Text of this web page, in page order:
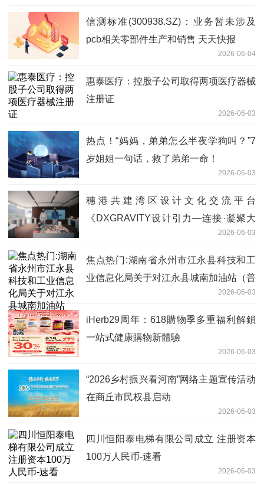
信测标准(300938.SZ)：业务暂未涉及
pcb相关零部件生产和销售 天天快报
2026-06-04
惠泰医疗：控股子公司取得两项医疗器械
注册证
2026-06-03
热点！“妈妈，弟弟怎么半夜学狗叫？”7
岁姐姐一句话，救了弟弟一命！
2026-06-03
穗港共建湾区设计文化交流平台
《DXGRAVITY设计引力—连接·凝聚大
2026-06-03
焦点热门:湖南省永州市江永县科技和工
业信息化局关于对江永县城南加油站（普
2026-06-03
iHerb29周年：618購物季多重福利解鎖
一站式健康購物新體驗
2026-06-03
“2026乡村振兴看河南”网络主题宣传活动
在商丘市民权县启动
2026-06-03
四川恒阳泰电梯有限公司成立 注册资本
100万人民币-速看
2026-06-03